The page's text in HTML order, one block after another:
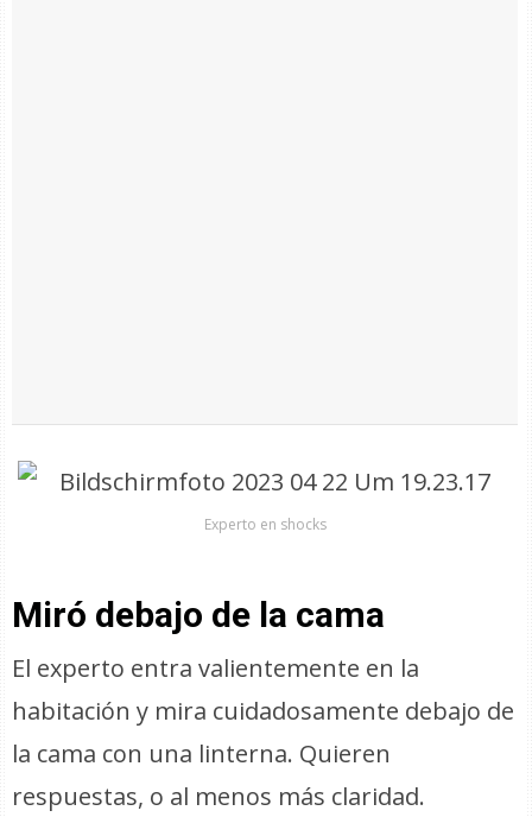
Experto en shocks
Miró debajo de la cama
El experto entra valientemente en la
habitación y mira cuidadosamente debajo de
la cama con una linterna. Quieren
respuestas, o al menos más claridad.